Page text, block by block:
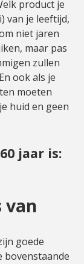
product je
van je leeftijd,
niet jaren
maar pas
zullen
ook als je
moeten
huid en geen
jaar is:
van
goede
bovenstaande